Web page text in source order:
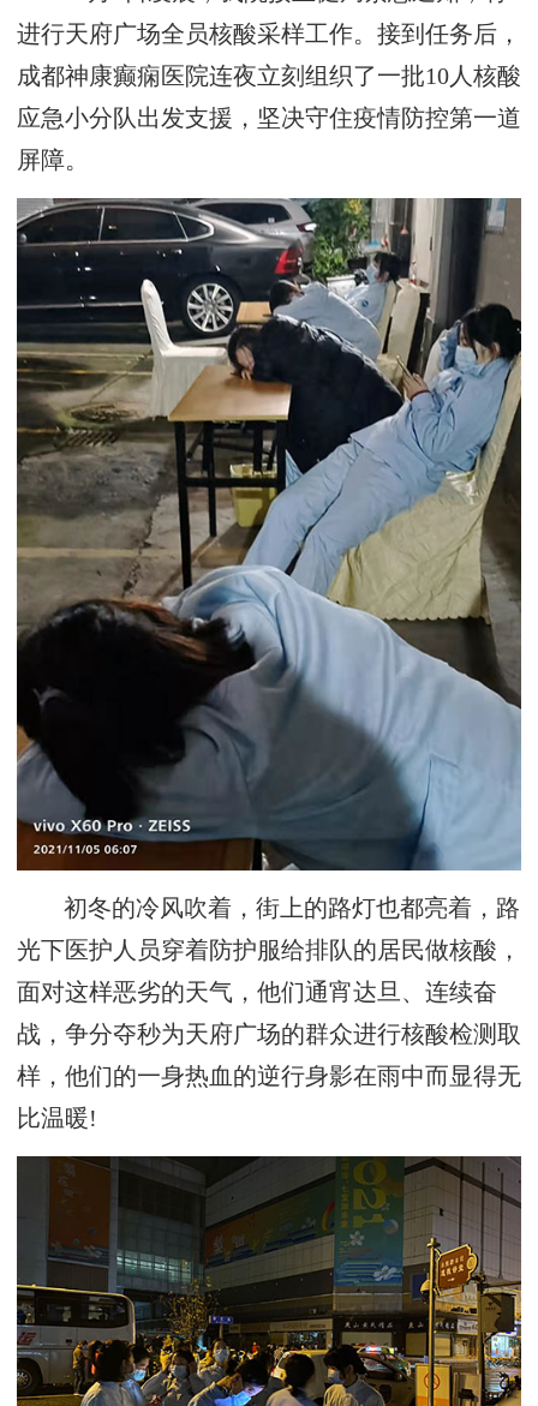
进行天府广场全员核酸采样工作。接到任务后，
成都神康癫痫医院连夜立刻组织了一批10人核酸
应急小分队出发支援，坚决守住疫情防控第一道
屏障。
初冬的冷风吹着，街上的路灯也都亮着，路
光下医护人员穿着防护服给排队的居民做核酸，
面对这样恶劣的天气，他们通宵达旦、连续奋
战，争分夺秒为天府广场的群众进行核酸检测取
样，他们的一身热血的逆行身影在雨中而显得无
比温暖!